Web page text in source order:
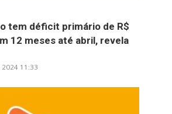
tem déficit primário de R$
12 meses até abril, revela
11:33